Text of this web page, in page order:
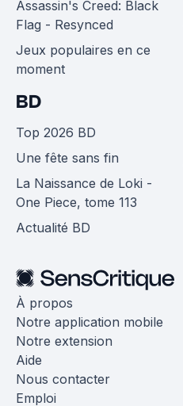
Assassin's Creed: Black
Flag - Resynced
Jeux populaires en ce
moment
BD
Top 2026 BD
Une fête sans fin
La Naissance de Loki -
One Piece, tome 113
Actualité BD
À propos
Notre application mobile
Notre extension
Aide
Nous contacter
Emploi